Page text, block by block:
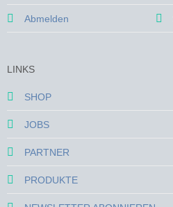
Abmelden
LINKS
SHOP
JOBS
PARTNER
PRODUKTE